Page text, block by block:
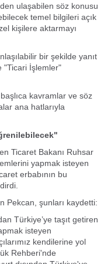
ulaşabilen söz konusu
temel bilgileri açık
kişilere aktarmayı
bir şekilde yanıt
"Ticari İşlemler"
kavramlar ve söz
ana hatlarıyla
Ticaret Bakanı Ruhsar
yapmak isteyen
erbabının bu
Pekcan, şunları kaydetti:
Türkiye’ye taşıt getiren
isteyen
kendilerine yol
Rehberi'nde